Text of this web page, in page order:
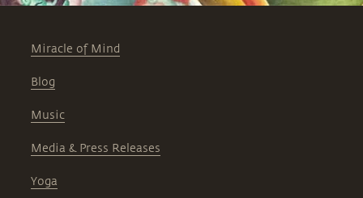
Miracle of Mind
Blog
Music
Media & Press Releases
Yoga